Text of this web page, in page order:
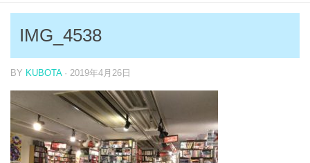
IMG_4538
BY KUBOTA · 2019年4月26日